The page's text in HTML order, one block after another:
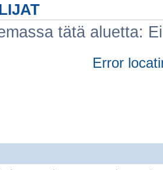
tätä aluetta:
Error